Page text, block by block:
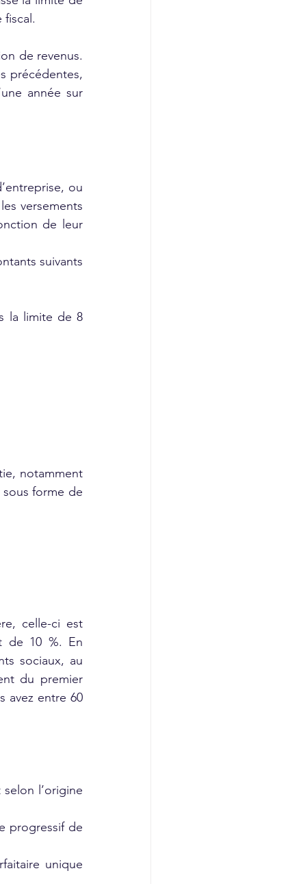
fiscal.
de revenus.
précédentes,
année sur
ou
versements
de leur
suivants
la limite de 8
notamment
forme de
celle-ci est
de 10 %. En
sociaux, au
du premier
avez entre 60
l’origine
progressif de
unique